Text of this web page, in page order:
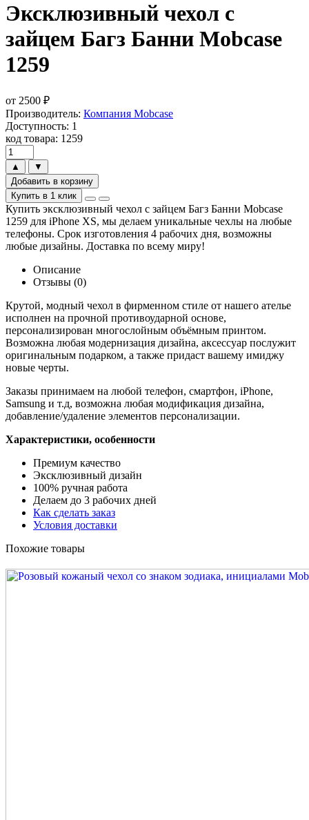
Эксклюзивный чехол с
зайцем Багз Банни Mobcase
1259
от 2500 ₽
Производитель: Компания Mobcase
Доступность: 1
код товара: 1259
▲
▼
Добавить в корзину
Купить в 1 клик
Купить эксклюзивный чехол с зайцем Багз Банни Mobcase
1259 для iPhone XS, мы делаем уникальные чехлы на любые
телефоны. Срок изготовления 4 рабочих дня, возможны
любые дизайны. Доставка по всему миру!
Описание
Отзывы (0)
Крутой, модный чехол в фирменном стиле от нашего ателье
исполнен на прочной противоударной основе,
персонализирован многослойным объёмным принтом.
Возможна любая модернизация дизайна, аксессуар послужит
оригинальным подарком, а также придаст вашему имиджу
новые черты.
Заказы принимаем на любой телефон, смартфон, iPhone,
Samsung и т.д, возможна любая модификация дизайна,
добавление/удаление элементов персонализации.
Характеристики, особенности
Премиум качество
Эксклюзивный дизайн
100% ручная работа
Делаем до 3 рабочих дней
Как сделать заказ
Условия доставки
Похожие товары